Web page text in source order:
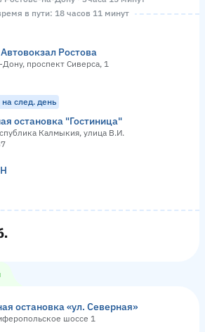
в пути: 18 часов 11 минут
Ростова
Дону, проспект Сиверса, 1
след. день
остановка "Гостиница"
Калмыкия, улица В.И.
остановка «ул. Северная»
шоссе 1